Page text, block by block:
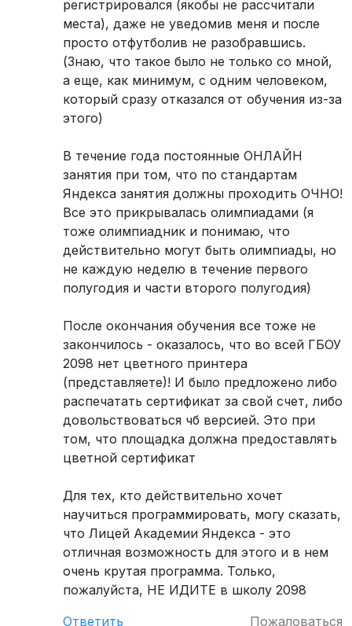
регистрировался (якобы не рассчитали
места), даже не уведомив меня и после
просто отфутболив не разобравшись.
(Знаю, что такое было не только со мной,
а еще, как минимум, с одним человеком,
который сразу отказался от обучения из-за
этого)
В течение года постоянные ОНЛАЙН
занятия при том, что по стандартам
Яндекса занятия должны проходить ОЧНО!
Все это прикрывалась олимпиадами (я
тоже олимпиадник и понимаю, что
действительно могут быть олимпиады, но
не каждую неделю в течение первого
полугодия и части второго полугодия)
После окончания обучения все тоже не
закончилось - оказалось, что во всей ГБОУ
2098 нет цветного принтера
(представляете)! И было предложено либо
распечатать сертификат за свой счет, либо
довольствоваться чб версией. Это при
том, что площадка должна предоставлять
цветной сертификат
Для тех, кто действительно хочет
научиться программировать, могу сказать,
что Лицей Академии Яндекса - это
отличная возможность для этого и в нем
очень крутая программа. Только,
пожалуйста, НЕ ИДИТЕ в школу 2098
Ответить
Пожаловаться